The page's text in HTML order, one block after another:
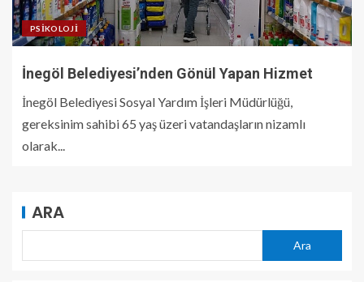
PSIKOLOJI
İnegöl Belediyesi’nden Gönül Yapan Hizmet
İnegöl Belediyesi Sosyal Yardım İşleri Müdürlüğü,
gereksinim sahibi 65 yaş üzeri vatandaşların nizamlı
olarak...
ARA
Ara